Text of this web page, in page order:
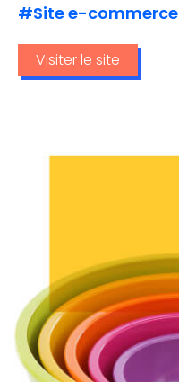
#Site e-commerce
Visiter le site